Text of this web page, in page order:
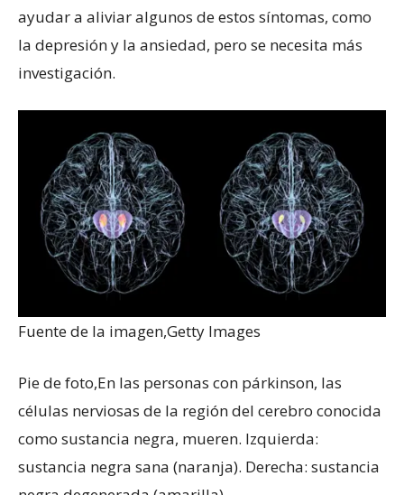
ayudar a aliviar algunos de estos síntomas, como
la depresión y la ansiedad, pero se necesita más
investigación.
Fuente de la imagen,Getty Images
Pie de foto,En las personas con párkinson, las
células nerviosas de la región del cerebro conocida
como sustancia negra, mueren. Izquierda:
sustancia negra sana (naranja). Derecha: sustancia